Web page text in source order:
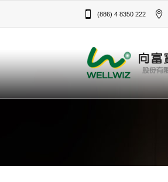
(886) 4 8350 222